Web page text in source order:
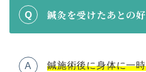
Q 鍼灸を受けたあとの
A
鍼施術後に身体に一